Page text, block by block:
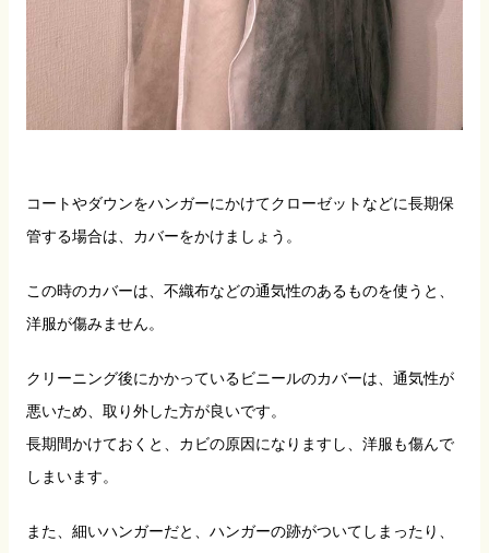
コートやダウンをハンガーにかけてクローゼットなどに長期保
管する場合は、カバーをかけましょう。
この時のカバーは、不織布などの通気性のあるものを使うと、
洋服が傷みません。
クリーニング後にかかっているビニールのカバーは、通気性が
悪いため、取り外した方が良いです。
長期間かけておくと、カビの原因になりますし、洋服も傷んで
しまいます。
また、細いハンガーだと、ハンガーの跡がついてしまったり、